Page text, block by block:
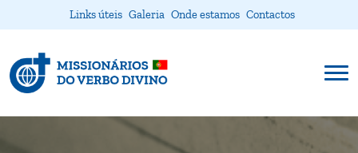
Links úteis Galeria Onde estamos Contactos